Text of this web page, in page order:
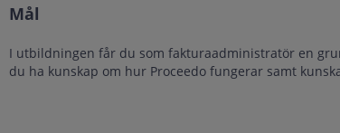
Mål
I utbildningen får du som fakturaadministratör en
du ha kunskap om hur Proceedo fungerar samt